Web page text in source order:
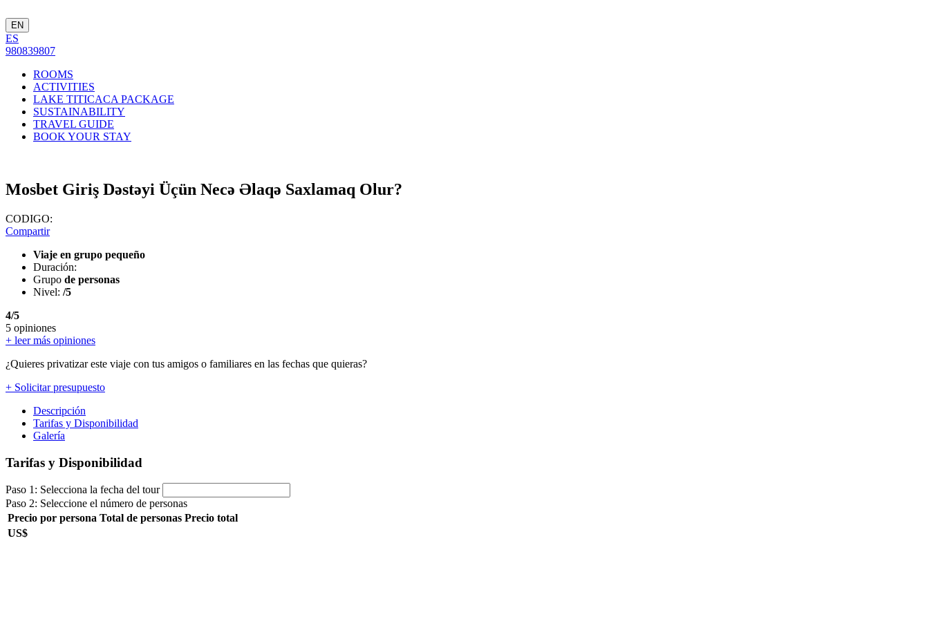
EN
ES
980839807
ROOMS
ACTIVITIES
LAKE TITICACA PACKAGE
SUSTAINABILITY
TRAVEL GUIDE
BOOK YOUR STAY
Mosbet Giriş Dəstəyi Üçün Necə Əlaqə Saxlamaq Olur?
CODIGO:
Compartir
Viaje en grupo pequeño
Duración:
Grupo de personas
Nivel: /5
4/5
5 opiniones
+ leer más opiniones
¿Quieres privatizar este viaje con tus amigos o familiares en las fechas que quieras?
+ Solicitar presupuesto
Descripción
Tarifas y Disponibilidad
Galería
Tarifas y Disponibilidad
Paso 1: Selecciona la fecha del tour
Paso 2: Seleccione el número de personas
Precio por persona Total de personas Precio total
US$